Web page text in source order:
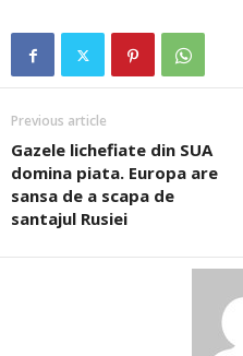
Previous article
Gazele lichefiate din SUA
domina piata. Europa are
sansa de a scapa de
santajul Rusiei